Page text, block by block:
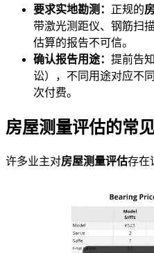
要求实地勘测： 正规的
带激光测距仪、钢筋扫
估算的报告不可信。
确认报告用途： 提前告
讼），不同用途对应不
次付费。
房屋测量评估的常
许多业主对房屋测量评估存在